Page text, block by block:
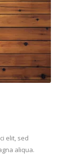
elit, sed
aliqua.